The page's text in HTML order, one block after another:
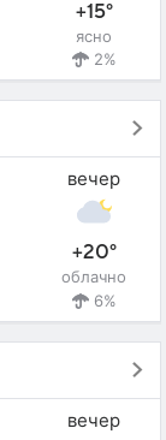
+15°
ясно
2%
вечер
+20°
облачно
6%
вечер